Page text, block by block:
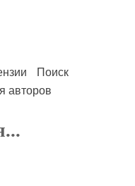
Поиск
авторов